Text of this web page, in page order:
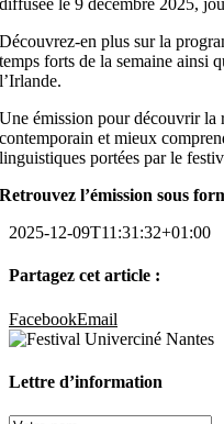
diffusée le 9 décembre 2025,
Découvrez-en plus sur la
temps forts de la semaine ainsi
l’Irlande.
Une émission pour découvrir la
contemporain et mieux
linguistiques portées par le
Retrouvez l’émission sous
2025-12-09T11:31:32+01:00
Partagez cet article :
FacebookEmail
Lettre d’information